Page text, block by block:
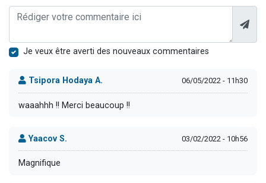
Je veux être averti des nouveaux commentaires
Tsipora Hodaya A. 06/05/2022 - 11h30
waaahhh !! Merci beaucoup !!
Yaacov S. 03/02/2022 - 10h56
Magnifique